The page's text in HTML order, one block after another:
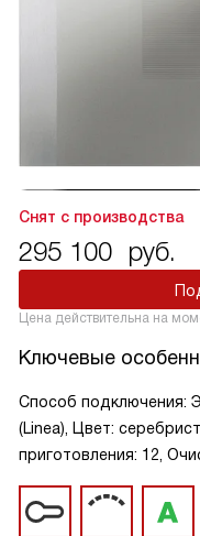
Снят с производства
295 100 руб.
Цена действительна на
Ключевые
Способ подключения:
(Linea), Цвет:
приготовления: 12,